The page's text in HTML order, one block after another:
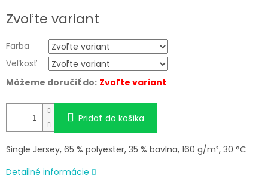
cena:
Zvoľte variant
Farba
Veľkosť
Môžeme doručiť do: Zvoľte variant
Pridať do košíka
Single Jersey, 65 % polyester, 35 % bavlna, 160 g/m², 30 °C
Detailné informácie